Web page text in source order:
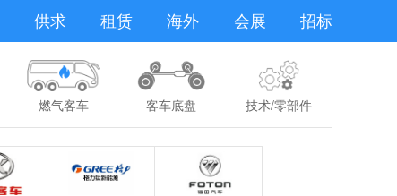
供求 租赁 海外 会展 招标
燃气客车 客车底盘 技术/零部件